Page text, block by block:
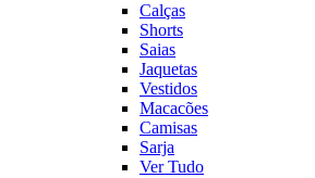
Calças
Shorts
Saias
Jaquetas
Vestidos
Macacões
Camisas
Sarja
Ver Tudo